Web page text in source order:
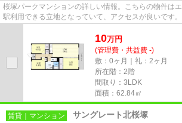
桜塚パークマンションの詳しい情報。こちらの物件は
駅利用できる立地となっていて、アクセスが良いです
10万円
(管理費・共益費 -)
敷：0ヶ月｜礼：2ヶ月
所在階：2階
間取り：3LDK
面積：62.84㎡
賃貸｜マンション サングレート北桜塚